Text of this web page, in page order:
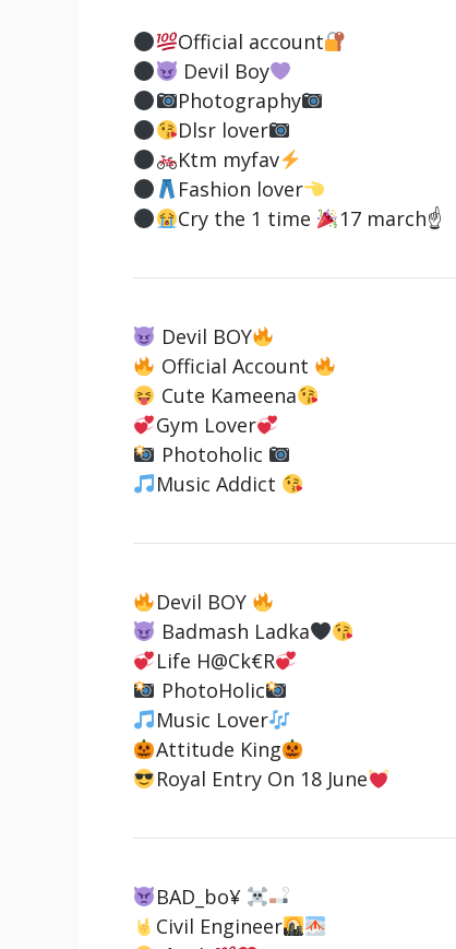
Official account
Devil Boy
Photography
Dlsr lover
Ktm myfav
Fashion lover
Cry the 1 time
17 march☝
Devil BOY
Official Account
Cute Kameena
Gym Lover
Photoholic
Music Addict
Devil BOY
Badmash Ladka
Life H@Ck€R
PhotoHolic
Music Lover
Attitude King
Royal Entry On 18 June
BAD_bo¥
Civil Engineer